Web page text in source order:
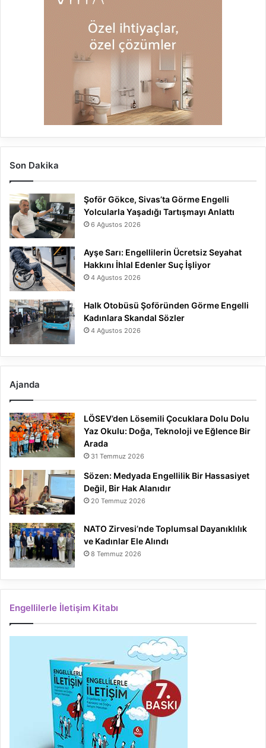
Son Dakika
Şoför Gökce, Sivas’ta Görme Engelli
Yolcularla Yaşadığı Tartışmayı Anlattı
6 Ağustos 2026
Ayşe Sarı: Engellilerin Ücretsiz Seyahat
Hakkını İhlal Edenler Suç İşliyor
4 Ağustos 2026
Halk Otobüsü Şoföründen Görme Engelli
Kadınlara Skandal Sözler
4 Ağustos 2026
Ajanda
LÖSEV’den Lösemili Çocuklara Dolu Dolu
Yaz Okulu: Doğa, Teknoloji ve Eğlence Bir
Arada
31 Temmuz 2026
Sözen: Medyada Engellilik Bir Hassasiyet
Değil, Bir Hak Alanıdır
20 Temmuz 2026
NATO Zirvesi’nde Toplumsal Dayanıklılık
ve Kadınlar Ele Alındı
8 Temmuz 2026
Engellilerle İletişim Kitabı